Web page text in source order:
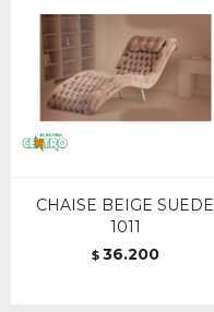
CHAISE BEIGE SUEDE
1011
$ 36.200